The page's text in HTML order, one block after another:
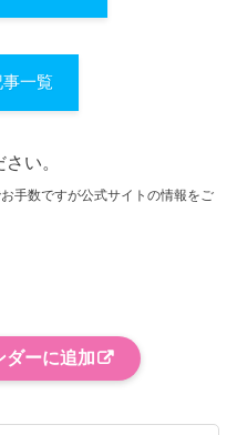
事一覧
い。
手数ですが公式サイトの情報をご
ダーに追加